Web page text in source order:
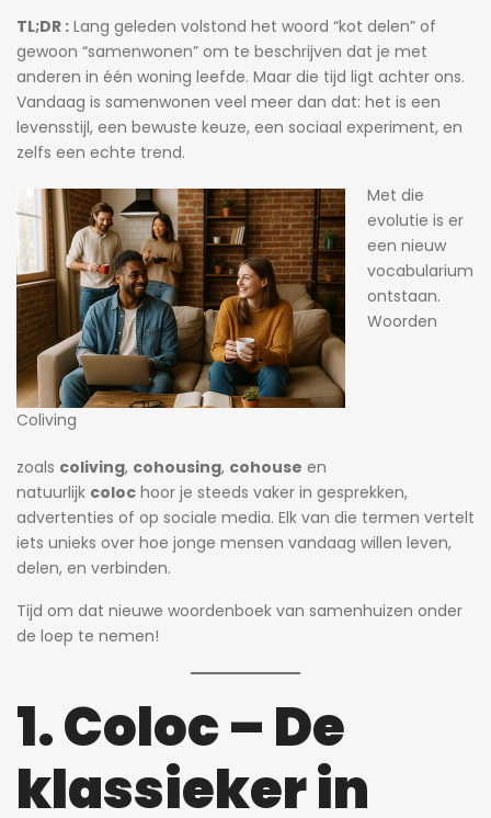
TL;DR : Lang geleden volstond het woord “kot delen” of
gewoon “samenwonen” om te beschrijven dat je met
anderen in één woning leefde. Maar die tijd ligt achter ons.
Vandaag is samenwonen veel meer dan dat: het is een
levensstijl, een bewuste keuze, een sociaal experiment, en
zelfs een echte trend.
Coliving
Met die
evolutie is er
een nieuw
vocabularium
ontstaan.
Woorden
zoals coliving, cohousing, cohouse en
natuurlijk coloc hoor je steeds vaker in gesprekken,
advertenties of op sociale media. Elk van die termen vertelt
iets unieks over hoe jonge mensen vandaag willen leven,
delen, en verbinden.
Tijd om dat nieuwe woordenboek van samenhuizen onder
de loep te nemen!
1. Coloc – De
klassieker in